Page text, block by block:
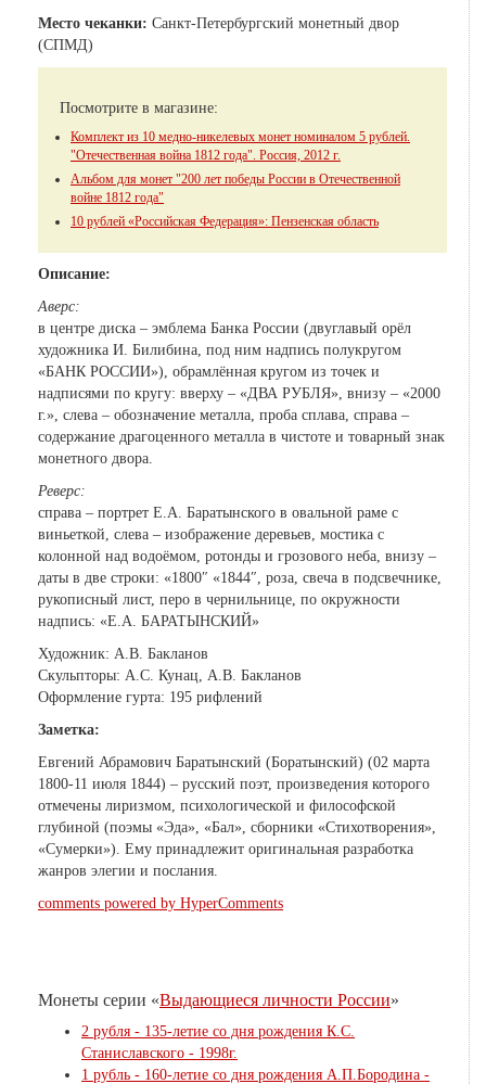
Место чеканки: Санкт-Петербургский монетный двор
(СПМД)
Посмотрите в магазине:
Комплект из 10 медно-никелевых монет номиналом 5 рублей.
"Отечественная война 1812 года". Россия, 2012 г.
Альбом для монет "200 лет победы России в Отечественной
войне 1812 года"
10 рублей «Российская Федерация»: Пензенская область
Описание:
Аверс:
в центре диска – эмблема Банка России (двуглавый орёл
художника И. Билибина, под ним надпись полукругом
«БАНК РОССИИ»), обрамлённая кругом из точек и
надписями по кругу: вверху – «ДВА РУБЛЯ», внизу – «2000
г.», слева – обозначение металла, проба сплава, справа –
содержание драгоценного металла в чистоте и товарный знак
монетного двора.
Реверс:
справа – портрет Е.А. Баратынского в овальной раме с
виньеткой, слева – изображение деревьев, мостика с
колонной над водоёмом, ротонды и грозового неба, внизу –
даты в две строки: «1800″ «1844″, роза, свеча в подсвечнике,
рукописный лист, перо в чернильнице, по окружности
надпись: «Е.А. БАРАТЫНСКИЙ»
Художник: А.В. Бакланов
Скульпторы: А.С. Кунац, А.В. Бакланов
Оформление гурта: 195 рифлений
Заметка:
Евгений Абрамович Баратынский (Боратынский) (02 марта
1800-11 июля 1844) – русский поэт, произведения которого
отмечены лиризмом, психологической и философской
глубиной (поэмы «Эда», «Бал», сборники «Стихотворения»,
«Сумерки»). Ему принадлежит оригинальная разработка
жанров элегии и послания.
comments powered by HyperComments
Монеты серии «Выдающиеся личности России»
2 рубля - 135-летие со дня рождения К.С.
Станиславского - 1998г.
1 рубль - 160-летие со дня рождения А.П.Бородина -